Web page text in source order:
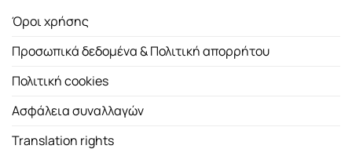
Όροι χρήσης
Προσωπικά δεδομένα & Πολιτική απορρήτου
Πολιτική cookies
Ασφάλεια συναλλαγών
Translation rights